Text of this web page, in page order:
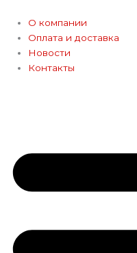
содержимому
О компании
Оплата и доставка
Новости
Контакты